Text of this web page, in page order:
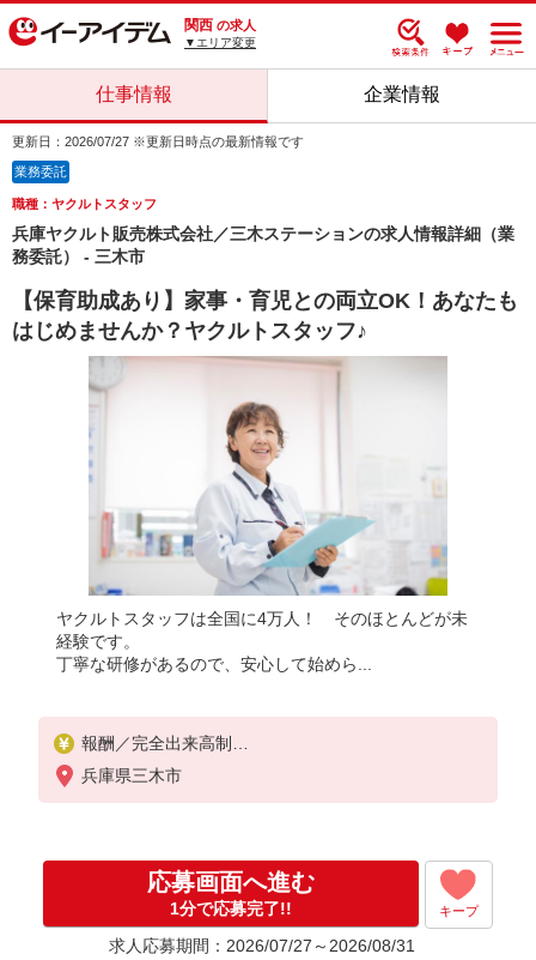
関西 の求人
▼エリア変更
仕事情報 企業情報
更新日：2026/07/27 ※更新日時点の最新情報です
業務委託
職種：ヤクルトスタッフ
兵庫ヤクルト販売株式会社／三木ステーションの求人情報詳細（業
務委託） - 三木市
【保育助成あり】家事・育児との両立OK！あなたも
はじめませんか？ヤクルトスタッフ♪
ヤクルトスタッフは全国に4万人！ そのほとんどが未
経験です。
丁寧な研修があるので、安心して始めら...
報酬／完全出来高制
◎高収入希望の方大歓迎
健康保険から外れた場合、国民健康保険料と国民年
※収入補償／月額130,000円
※収入補償期間／12ヶ月間
研修（13日間）終了後日当あり
◆商品買取りなし！働いた分はしっかり稼げます◎
兵庫県三木市
応募画面へ進む
1分で応募完了!! キープ
求人応募期間：2026/07/27～2026/08/31